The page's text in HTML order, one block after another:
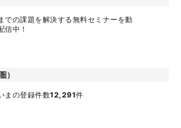
での課題を解決する無料セミナーを動
信中！
）
まの登録件数12,291件